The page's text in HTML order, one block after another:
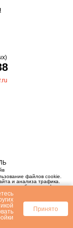
файлов cookie.
и анализа трафика.
ипубличная оферта
Принято